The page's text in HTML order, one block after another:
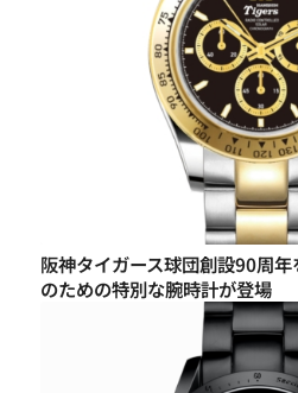
阪神タイガース球団創設90周
のための特別な腕時計が登場